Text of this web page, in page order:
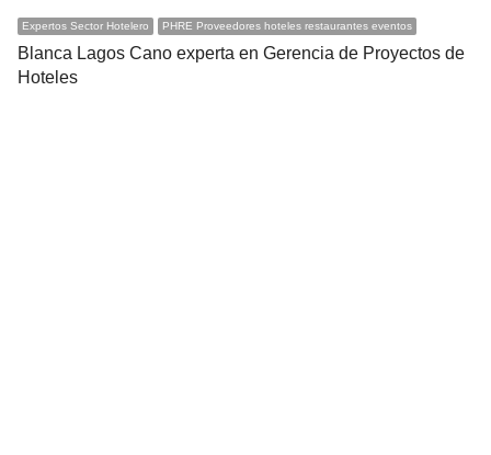
Expertos Sector Hotelero PHRE Proveedores hoteles restaurantes eventos
Blanca Lagos Cano experta en Gerencia de Proyectos de
Hoteles